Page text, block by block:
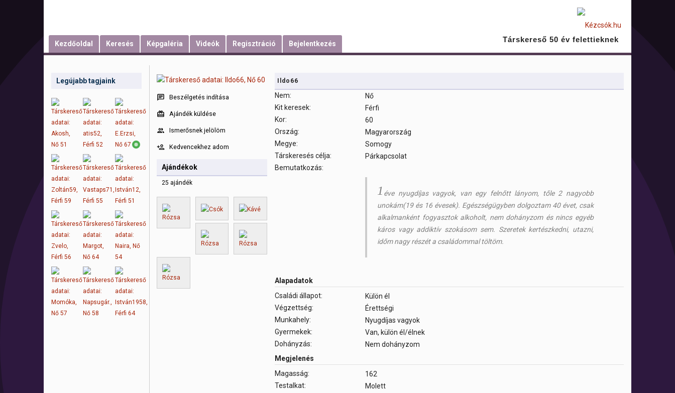
Kezdőoldal Keresés Képgaléria Videók Regisztráció Bejelentkezés Társkereső 50 év felettieknek
Legújabb tagjaink
Beszélgetés indítása
Ajándék küldése
Ismerősnek jelölöm
Kedvencekhez adom
Ajándékok
25 ajándék
Ildo66
Nem:
Nő
Kit keresek:
Férfi
Kor:
60
Ország:
Magyarország
Megye:
Somogy
Társkeresés célja:
Párkapcsolat
Bemutatkozás:
1 éve nyugdíjas vagyok, van egy felnőtt lányom, tőle 2 nagyobb
unokám(19 és 16 évesek). Egészségügyben dolgoztam 40 évet, csak
alkalmanként fogyasztok alkoholt, nem dohányzom és nincs egyéb
káros vagy addiktív szokásom sem. Szeretek kertészkedni, utazni,
időm nagy részét a családommal töltöm.
Alapadatok
Családi állapot:
Külön él
Végzettség:
Érettségi
Munkahely:
Nyugdíjas vagyok
Gyermekek:
Van, külön él/élnek
Dohányzás:
Nem dohányzom
Megjelenés
Magasság:
162
Testalkat:
Molett